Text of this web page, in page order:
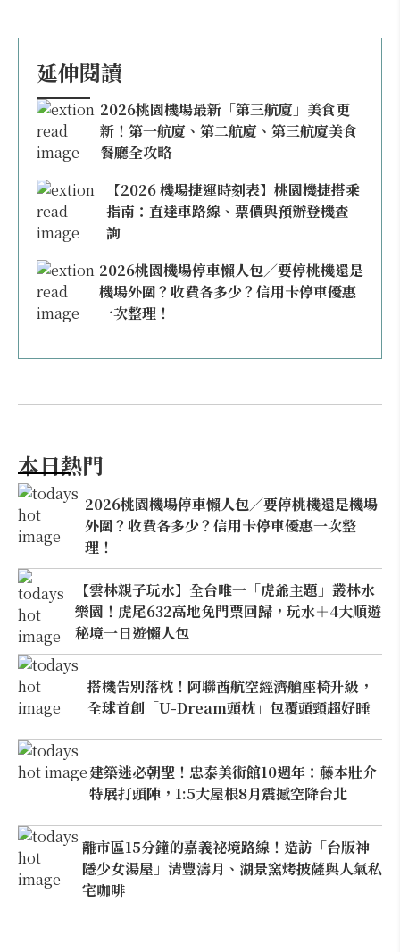
延伸閱讀
2026桃園機場最新「第三航廈」美食更
新！第一航廈、第二航廈、第三航廈美食
餐廳全攻略
【2026 機場捷運時刻表】桃園機捷搭乘
指南：直達車路線、票價與預辦登機查
詢
2026桃園機場停車懶人包／要停桃機還是
機場外圍？收費各多少？信用卡停車優惠
一次整理！
本日熱門
2026桃園機場停車懶人包／要停桃機還是機場
外圍？收費各多少？信用卡停車優惠一次整
理！
【雲林親子玩水】全台唯一「虎爺主題」叢林水
樂園！虎尾632高地免門票回歸，玩水＋4大順遊
秘境一日遊懶人包
搭機告別落枕！阿聯酋航空經濟艙座椅升級，
全球首創「U-Dream頭枕」包覆頭頸超好睡
建築迷必朝聖！忠泰美術館10週年：藤本壯介
特展打頭陣，1:5大屋根8月震撼空降台北
離市區15分鐘的嘉義祕境路線！造訪「台版神
隱少女湯屋」清豐濤月、湖景窯烤披薩與人氣私
宅咖啡